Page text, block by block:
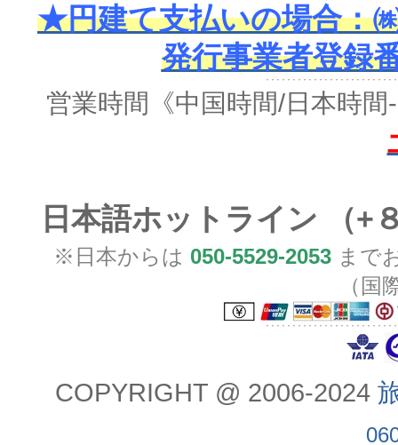
★円建て支払いの場合：
発行事業者登録
営業時間 《中国時間/日本時
日本語ホットライン （+
※日本からは 050-5529-2053 まで
（国
COPYRIGHT @ 2006-2024